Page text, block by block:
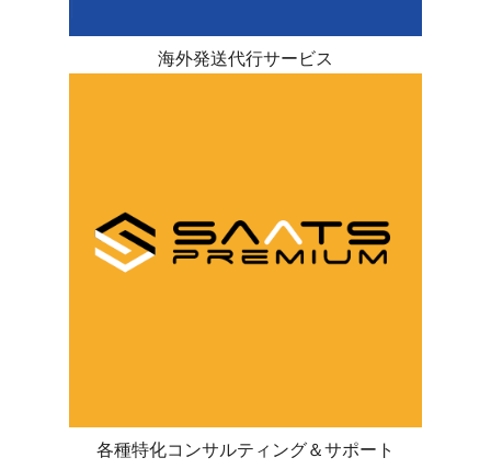
海外発送代行サービス
各種特化コンサルティング＆サポート